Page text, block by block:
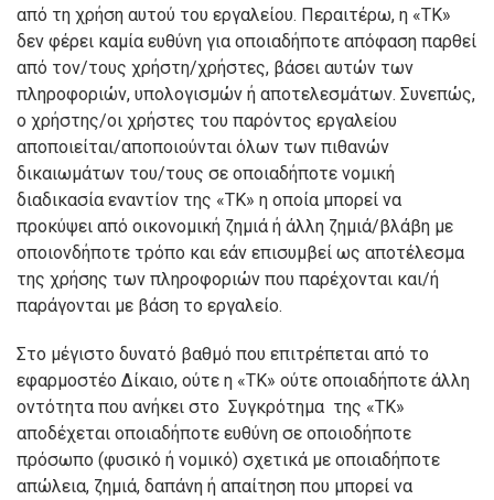
από τη χρήση αυτού του εργαλείου. Περαιτέρω, η «ΤΚ»
δεν φέρει καμία ευθύνη για οποιαδήποτε απόφαση παρθεί
από τον/τους χρήστη/χρήστες, βάσει αυτών των
πληροφοριών, υπολογισμών ή αποτελεσμάτων. Συνεπώς,
ο χρήστης/οι χρήστες του παρόντος εργαλείου
αποποιείται/αποποιούνται όλων των πιθανών
δικαιωμάτων του/τους σε οποιαδήποτε νομική
διαδικασία εναντίον της «ΤΚ» η οποία μπορεί να
προκύψει από οικονομική ζημιά ή άλλη ζημιά/βλάβη με
οποιονδήποτε τρόπο και εάν επισυμβεί ως αποτέλεσμα
της χρήσης των πληροφοριών που παρέχονται και/ή
παράγονται με βάση το εργαλείο.
Στο μέγιστο δυνατό βαθμό που επιτρέπεται από το
εφαρμοστέο Δίκαιο, ούτε η «ΤΚ» ούτε οποιαδήποτε άλλη
οντότητα που ανήκει στο Συγκρότημα της «ΤΚ»
αποδέχεται οποιαδήποτε ευθύνη σε οποιοδήποτε
πρόσωπο (φυσικό ή νομικό) σχετικά με οποιαδήποτε
απώλεια, ζημιά, δαπάνη ή απαίτηση που μπορεί να